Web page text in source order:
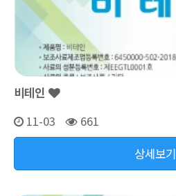
비테인
11-03
661
상세보기